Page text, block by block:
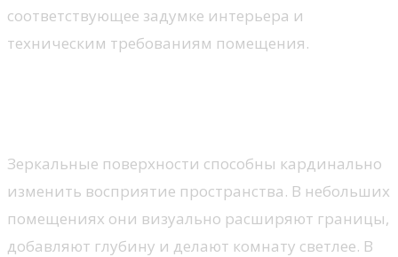
соответствующее задумке интерьера и
техническим требованиям помещения.
Зеркальные поверхности способны кардинально
изменить восприятие пространства. В небольших
помещениях они визуально расширяют границы,
добавляют глубину и делают комнату светлее. В